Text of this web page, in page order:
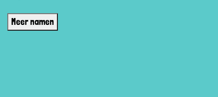
Meer namen